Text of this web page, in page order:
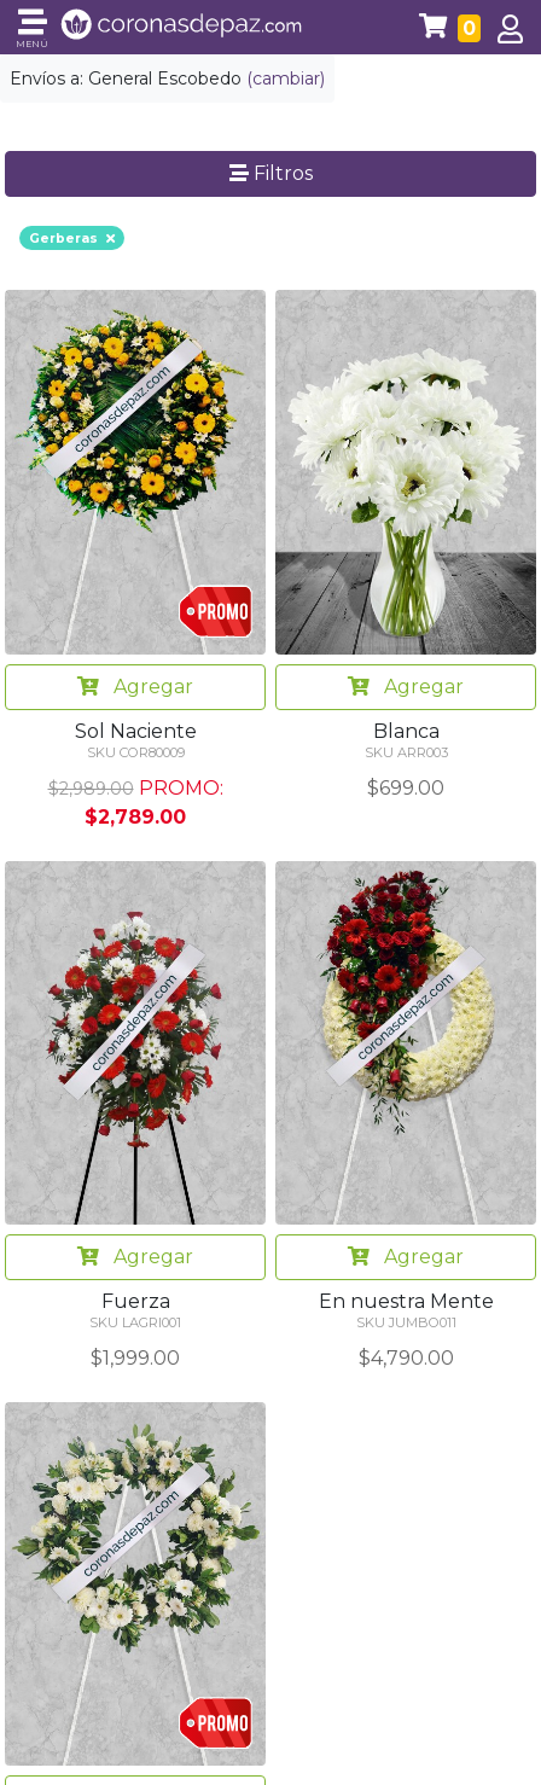
Envíos a: General Escobedo (cambiar)
MENÚ
0
Filtros
Gerberas
Agregar
Sol Naciente
SKU COR80009
$2,989.00 PROMO:
$2,789.00
Agregar
Blanca
SKU ARR003
$699.00
Agregar
Fuerza
SKU LAGRI001
$1,999.00
Agregar
En nuestra Mente
SKU JUMBO011
$4,790.00